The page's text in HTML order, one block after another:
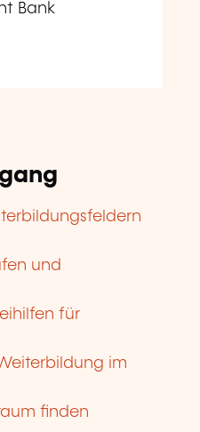
Bank
und
für
im
finden